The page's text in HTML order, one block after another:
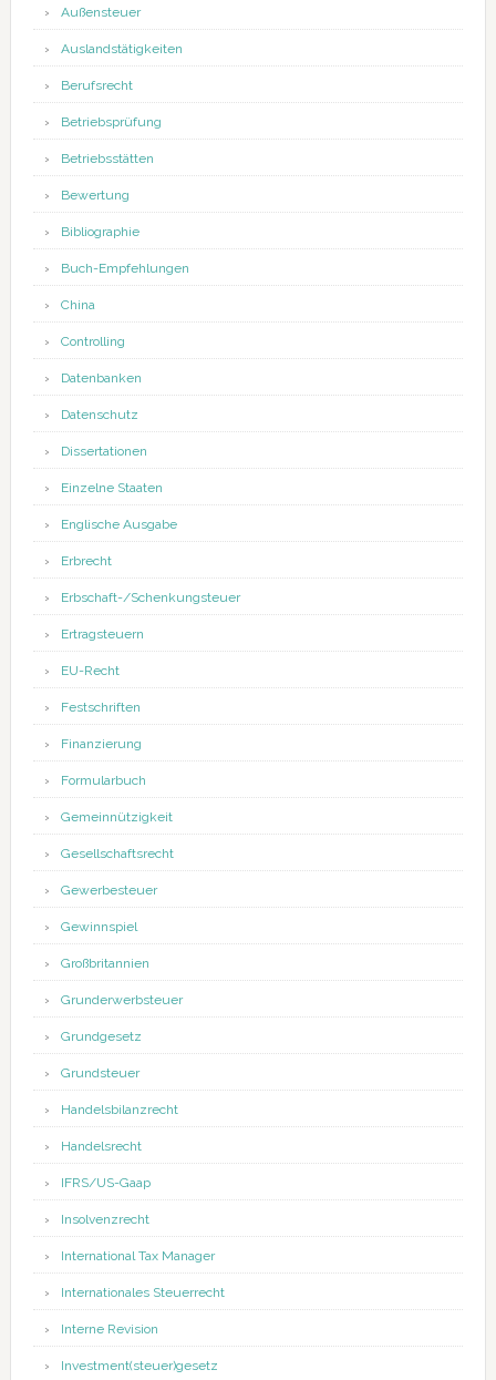
Außensteuer
Auslandstätigkeiten
Berufsrecht
Betriebsprüfung
Betriebsstätten
Bewertung
Bibliographie
Buch-Empfehlungen
China
Controlling
Datenbanken
Datenschutz
Dissertationen
Einzelne Staaten
Englische Ausgabe
Erbrecht
Erbschaft-/Schenkungsteuer
Ertragsteuern
EU-Recht
Festschriften
Finanzierung
Formularbuch
Gemeinnützigkeit
Gesellschaftsrecht
Gewerbesteuer
Gewinnspiel
Großbritannien
Grunderwerbsteuer
Grundgesetz
Grundsteuer
Handelsbilanzrecht
Handelsrecht
IFRS/US-Gaap
Insolvenzrecht
International Tax Manager
Internationales Steuerrecht
Interne Revision
Investment(steuer)gesetz